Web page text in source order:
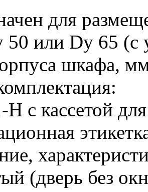
для
50 или Dy 65 (с
шкафа,
с кассетой для
(дверь без